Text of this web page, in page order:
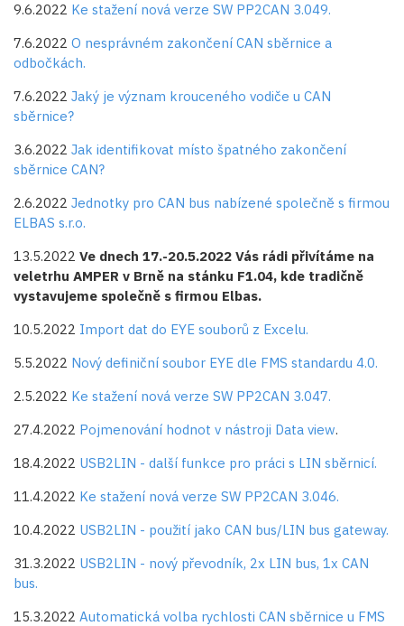
9.6.2022 Ke stažení nová verze SW PP2CAN 3.049.
7.6.2022 O nesprávném zakončení CAN sběrnice a
odbočkách.
7.6.2022 Jaký je význam krouceného vodiče u CAN
sběrnice?
3.6.2022 Jak identifikovat místo špatného zakončení
sběrnice CAN?
2.6.2022 Jednotky pro CAN bus nabízené společně s firmou
ELBAS s.r.o.
13.5.2022 Ve dnech 17.-20.5.2022 Vás rádi přivítáme na
veletrhu AMPER v Brně na stánku F1.04, kde tradičně
vystavujeme společně s firmou Elbas.
10.5.2022 Import dat do EYE souborů z Excelu.
5.5.2022 Nový definiční soubor EYE dle FMS standardu 4.0.
2.5.2022 Ke stažení nová verze SW PP2CAN 3.047.
27.4.2022 Pojmenování hodnot v nástroji Data view.
18.4.2022 USB2LIN - další funkce pro práci s LIN sběrnicí.
11.4.2022 Ke stažení nová verze SW PP2CAN 3.046.
10.4.2022 USB2LIN - použití jako CAN bus/LIN bus gateway.
31.3.2022 USB2LIN - nový převodník, 2x LIN bus, 1x CAN
bus.
15.3.2022 Automatická volba rychlosti CAN sběrnice u FMS